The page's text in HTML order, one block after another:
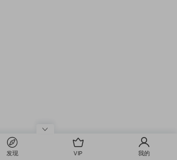
发现 VIP 我的